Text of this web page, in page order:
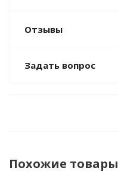
Отзывы
Задать вопрос
Похожие товары